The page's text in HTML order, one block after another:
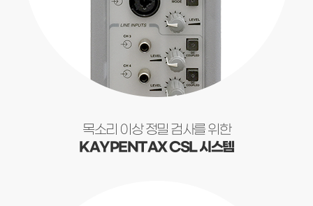
목소리 이상 정밀 검사를 위한
KAYPENTAX CSL 시스템